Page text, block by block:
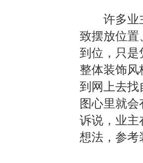
许多业主
致摆放位置
到位，只是
整体装饰风
到网上去找
图心里就
诉说，业主
想法，参考